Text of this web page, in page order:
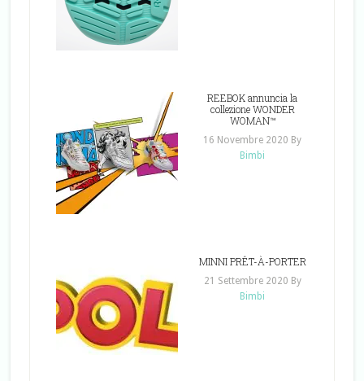
REEBOK annuncia la
collezione WONDER
WOMAN™
16 Novembre 2020 By
Bimbi
MINNI PRÊT-À-PORTER
21 Settembre 2020 By
Bimbi